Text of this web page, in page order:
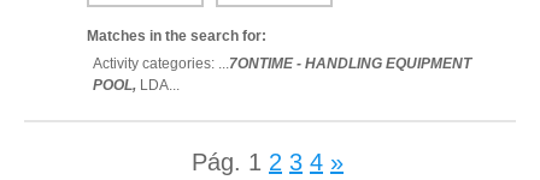
Matches in the search for:
Activity categories: ...7ONTIME - HANDLING EQUIPMENT
POOL, LDA...
Pág. 1 2 3 4 »